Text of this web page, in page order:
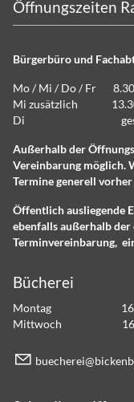
Öffnungszeiten
Bürgerbüro und
Mo / Mi / Do / Fr 8.30
Mi zusätzlich 13.30
Di
Außerhalb der
Vereinbarung möglich.
Termine generell
Öffentlich ausliegende
ebenfalls außerhalb
Terminvereinbarung,
Bücherei
Montag 16:00
Mittwoch 16:00
b ch r b ck nb